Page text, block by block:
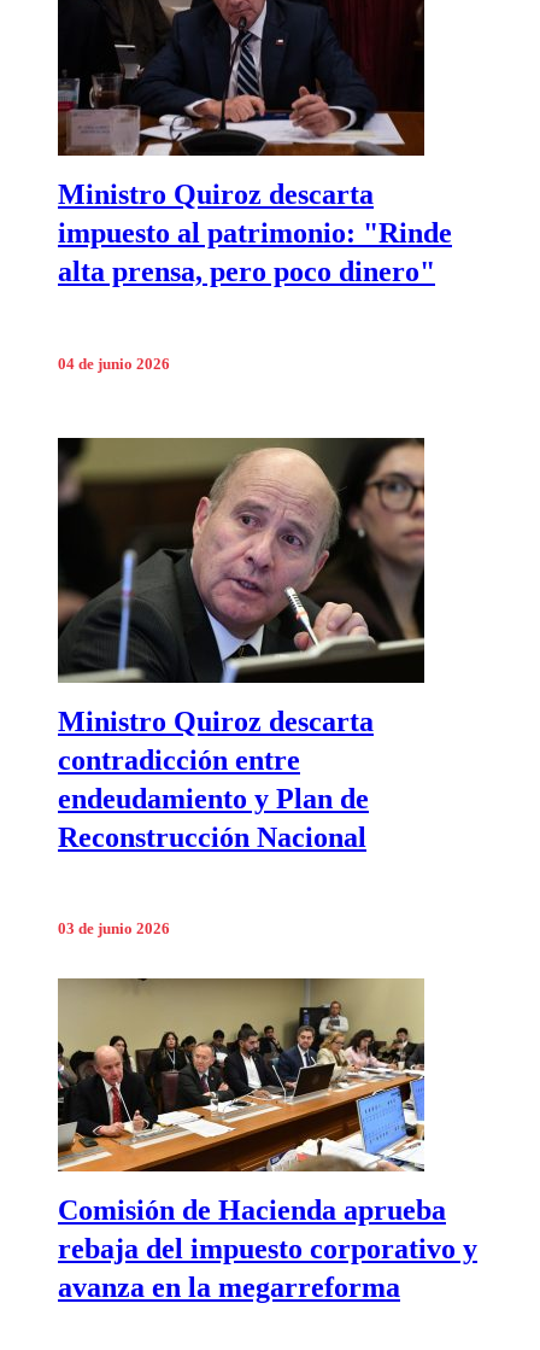
Ministro Quiroz descarta
impuesto al patrimonio: "Rinde
alta prensa, pero poco dinero"
04 de junio 2026
Ministro Quiroz descarta
contradicción entre
endeudamiento y Plan de
Reconstrucción Nacional
03 de junio 2026
Comisión de Hacienda aprueba
rebaja del impuesto corporativo y
avanza en la megarreforma